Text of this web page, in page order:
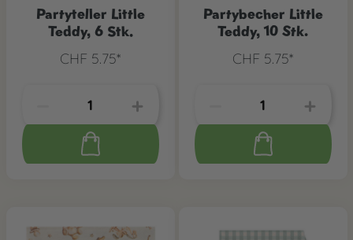
Partyteller Little
Teddy, 6 Stk.
CHF 5.75*
Partybecher Little
Teddy, 10 Stk.
CHF 5.75*